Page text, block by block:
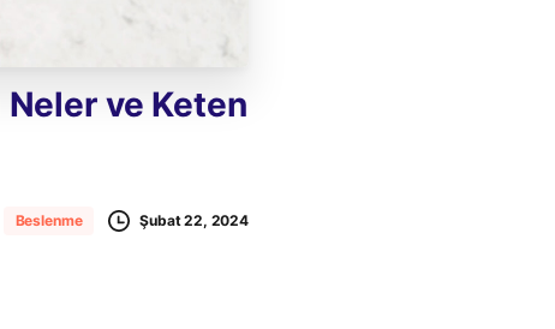
Neler ve Keten
Beslenme Şubat 22, 2024